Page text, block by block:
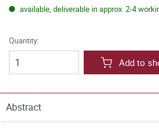
available, deliverable in approx. 2-4
Quantity:
Add to
Abstract